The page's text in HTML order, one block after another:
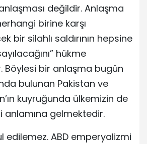
değildir. Anlaşma
birine karşı
bir silahlı saldırının hepsine
hükme
Böylesi bir anlaşma bugün
bulunan Pakistan ve
kuyruğunda ülkemizin de
anlamına gelmektedir.
edilemez. ABD emperyalizmi